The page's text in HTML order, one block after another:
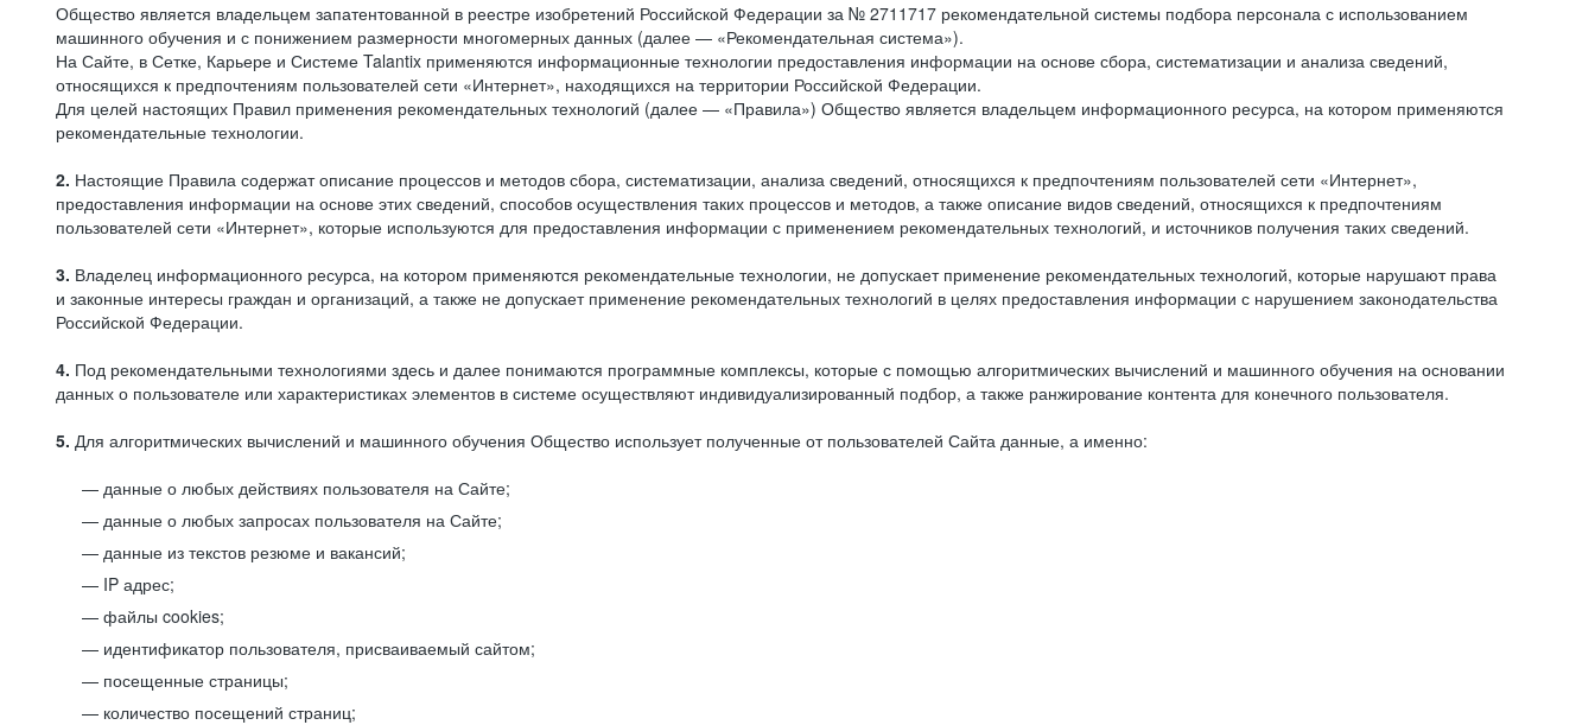
Общество является владельцем запатентованной в реестре изобретений Российской Федерации за № 2711717 рекомендательной системы подбора персонала с использованием
машинного обучения и с понижением размерности многомерных данных (далее — «Рекомендательная система»).
На Сайте, в Сетке, Карьере и Системе Talantix применяются информационные технологии предоставления информации на основе сбора, систематизации и анализа сведений,
относящихся к предпочтениям пользователей сети «Интернет», находящихся на территории Российской Федерации.
Для целей настоящих Правил применения рекомендательных технологий (далее — «Правила») Общество является владельцем информационного ресурса, на котором применяются
рекомендательные технологии.
2. Настоящие Правила содержат описание процессов и методов сбора, систематизации, анализа сведений, относящихся к предпочтениям пользователей сети «Интернет»,
предоставления информации на основе этих сведений, способов осуществления таких процессов и методов, а также описание видов сведений, относящихся к предпочтениям
пользователей сети «Интернет», которые используются для предоставления информации с применением рекомендательных технологий, и источников получения таких сведений.
3. Владелец информационного ресурса, на котором применяются рекомендательные технологии, не допускает применение рекомендательных технологий, которые нарушают права
и законные интересы граждан и организаций, а также не допускает применение рекомендательных технологий в целях предоставления информации с нарушением законодательства
Российской Федерации.
4. Под рекомендательными технологиями здесь и далее понимаются программные комплексы, которые с помощью алгоритмических вычислений и машинного обучения на основании
данных о пользователе или характеристиках элементов в системе осуществляют индивидуализированный подбор, а также ранжирование контента для конечного пользователя.
5. Для алгоритмических вычислений и машинного обучения Общество использует полученные от пользователей Сайта данные, а именно:
данные о любых действиях пользователя на Сайте;
данные о любых запросах пользователя на Сайте;
данные из текстов резюме и вакансий;
IP адрес;
файлы cookies;
идентификатор пользователя, присваиваемый сайтом;
посещенные страницы;
количество посещений страниц;